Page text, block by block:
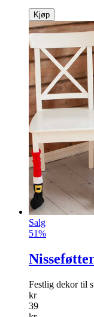
Kjøp
Salg
51%
Festlig dekor til
kr
39